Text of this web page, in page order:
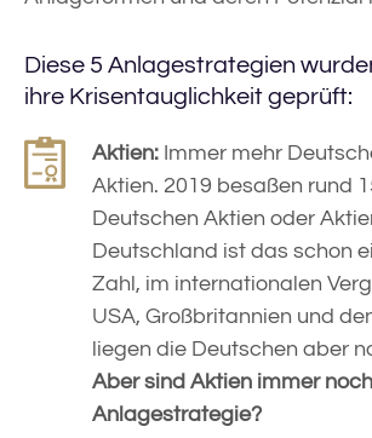
Diese 5 Anlagestrategien
ihre Krisentauglichkeit geprüft:
Aktien: Immer mehr
Aktien. 2019 besaßen rund
Deutschen Aktien oder
Deutschland ist das schon
Zahl, im internationalen
USA, Großbritannien und
liegen die Deutschen aber
Aber sind Aktien immer
Anlagestrategie?